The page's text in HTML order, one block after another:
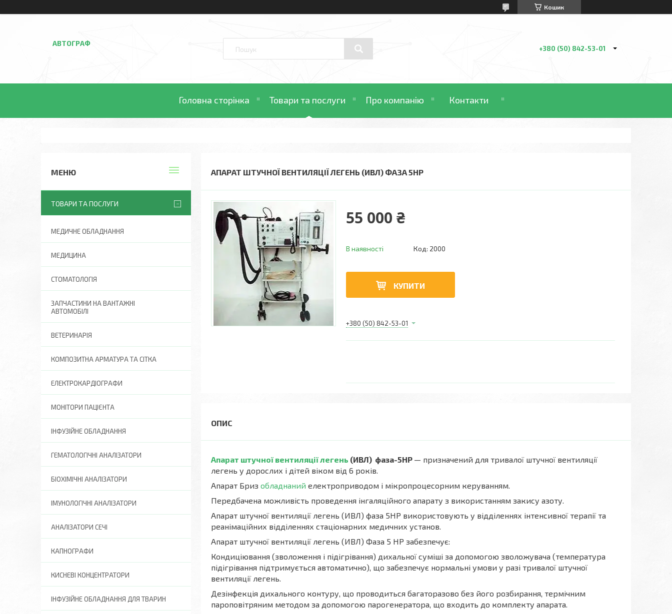
Кошик
АВТОГРАФ
+380 (50) 842-53-01
Головна сторінка Товари та послуги Про компанію Контакти
АПАРАТ ШТУЧНОЇ ВЕНТИЛЯЦІЇ ЛЕГЕНЬ (ИВЛ) ФАЗА 5HP
55 000 ₴
В наявності Код: 2000
КУПИТИ
+380 (50) 842-53-01
Апарат штучної вентиляції легень (ИВЛ) фаза-5НР — призначений для тривалої штучної вентиляції
легень у дорослих і дітей віком від 6 років.
Апарат Бриз обладнаний електроприводом і мікропроцесорним керуванням.
Передбачена можливість проведення інгаляційного апарату з використанням закису азоту.
Апарат штучної вентиляції легень (ИВЛ) фаза 5HP використовують у відділеннях інтенсивної терапії та
реанімаційних відділеннях стаціонарних медичних установ.
Апарат штучної вентиляції легень (ИВЛ) Фаза 5 НР забезпечує:
Кондиціювання (зволоження і підігрівання) дихальної суміші за допомогою зволожувача (температура
підігрівання підтримується автоматично), що забезпечує нормальні умови у разі тривалої штучної
вентиляції легень.
Дезінфекція дихального контуру, що проводиться багаторазово без його розбирання, термічним
пароповітряним методом за допомогою парогенератора, що входить до комплекту апарата.
ТОВАРИ ТА ПОСЛУГИ
МЕДИЧНЕ ОБЛАДНАННЯ
МЕДИЦИНА
СТОМАТОЛОГІЯ
ЗАПЧАСТИНИ НА ВАНТАЖНІ
АВТОМОБІЛІ
ВЕТЕРИНАРІЯ
КОМПОЗИТНА АРМАТУРА ТА СІТКА
ЕЛЕКТРОКАРДІОГРАФИ
МОНІТОРИ ПАЦІЄНТА
ІНФУЗІЙНЕ ОБЛАДНАННЯ
ГЕМАТОЛОГІЧНІ АНАЛІЗАТОРИ
БІОХІМІЧНІ АНАЛІЗАТОРИ
ІМУНОЛОГІЧНІ АНАЛІЗАТОРИ
АНАЛІЗАТОРИ СЕЧІ
КАПНОГРАФИ
КИСНЕВІ КОНЦЕНТРАТОРИ
ІНФУЗІЙНЕ ОБЛАДНАННЯ ДЛЯ ТВАРИН